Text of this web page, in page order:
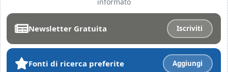
Newsletter Gratuita Iscriviti
Fonti di ricerca preferite Aggiungi